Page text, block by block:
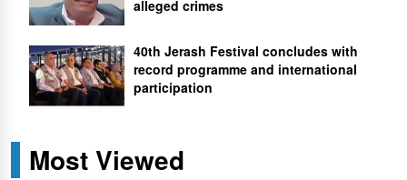
alleged crimes
40th Jerash Festival concludes with
record programme and international
participation
Most Viewed